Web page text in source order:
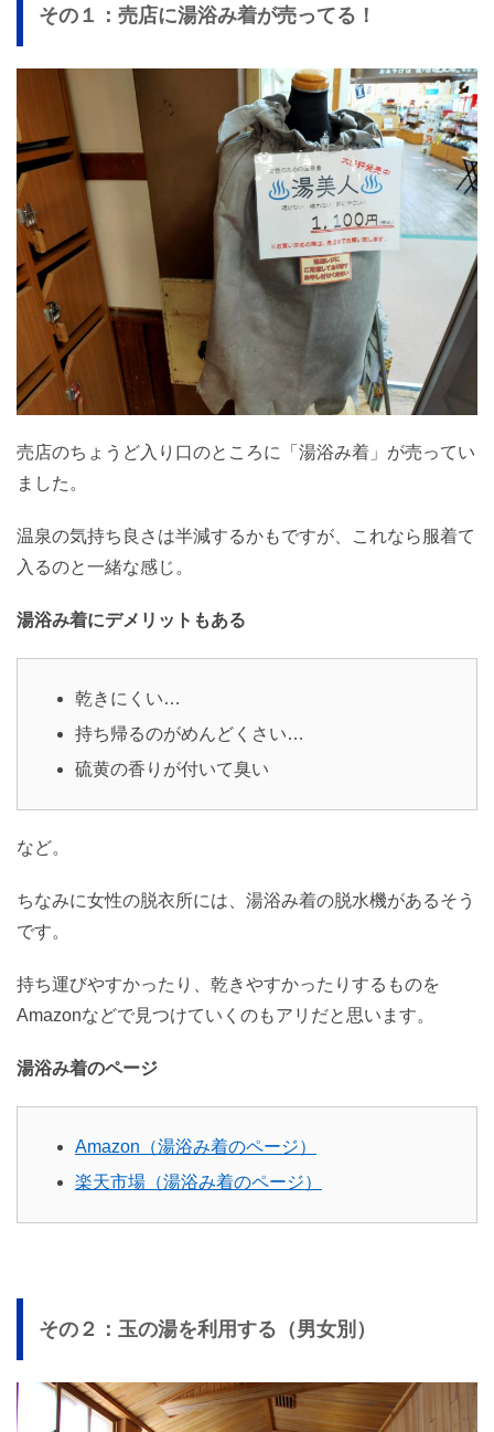
その１：売店に湯浴み着が売ってる！
売店のちょうど入り口のところに「湯浴み着」が売ってい
ました。
温泉の気持ち良さは半減するかもですが、これなら服着て
入るのと一緒な感じ。
湯浴み着にデメリットもある
乾きにくい…
持ち帰るのがめんどくさい…
硫黄の香りが付いて臭い
など。
ちなみに女性の脱衣所には、湯浴み着の脱水機があるそう
です。
持ち運びやすかったり、乾きやすかったりするものを
Amazonなどで見つけていくのもアリだと思います。
湯浴み着のページ
Amazon（湯浴み着のページ）
楽天市場（湯浴み着のページ）
その２：玉の湯を利用する（男女別）